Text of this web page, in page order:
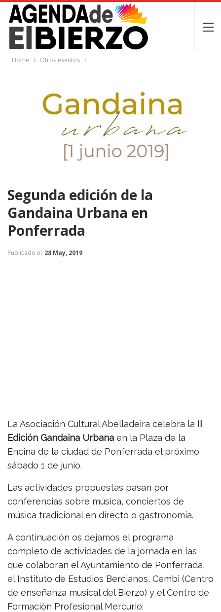
Home Otros eventos
Segunda edición de la
Gandaina Urbana en
Ponferrada
Publicado el 28 May, 2019
La Asociación Cultural Abelladeira celebra la II
Edición Gandaina Urbana en la Plaza de la
Encina de la ciudad de Ponferrada el próximo
sábado 1 de junio.
Las actividades propuestas pasan por
conferencias sobre música, conciertos de
música tradicional en directo o gastronomía.
A continuación os dejamos el programa
completo de actividades de la jornada en las
que colaboran el Ayuntamiento de Ponferrada,
el Instituto de Estudios Bercianos, Cembi (Centro
de enseñanza musical del Bierzo) y el Centro de
Formación Profesional Mercurio: